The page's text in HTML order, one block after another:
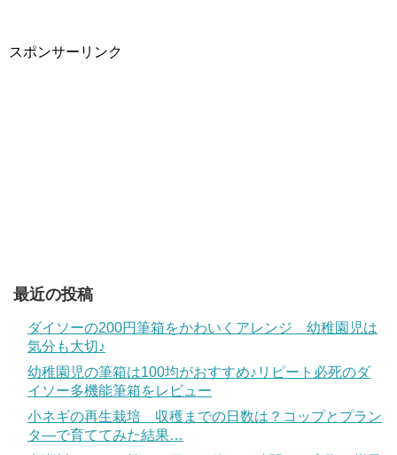
スポンサーリンク
最近の投稿
ダイソーの200円筆箱をかわいくアレンジ 幼稚園児は
気分も大切♪
幼稚園児の筆箱は100均がおすすめ♪リピート必死のダ
イソー多機能筆箱をレビュー
小ネギの再生栽培 収穫までの日数は？コップとプラン
タ―で育ててみた結果…